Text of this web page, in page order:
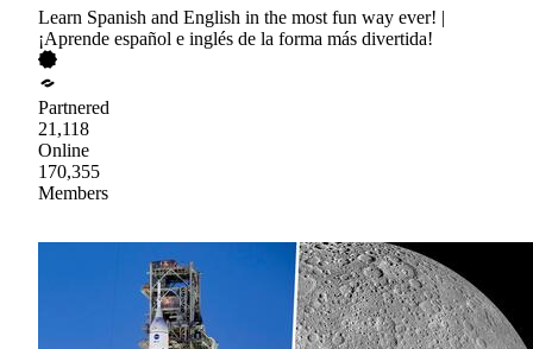
Learn Spanish and English in the most fun way ever! |
¡Aprende español e inglés de la forma más divertida!
Partnered
21,118
Online
170,355
Members